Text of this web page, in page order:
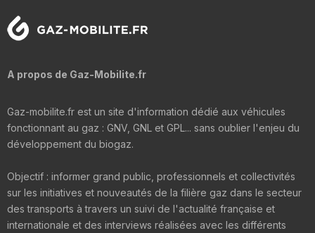
A propos de Gaz-Mobilite.fr
Gaz-mobilite.fr est un site d'information dédié aux véhicules
fonctionnant au gaz : GNV, GNL et GPL... sans oublier l'enjeu du
développement du biogaz.
Objectif : informer grand public, professionnels et collectivités
sur les initiatives et nouveautés de la filière gaz dans le secteur
des transports à travers un suivi de l'actualité française et
internationale et des interviews réalisées avec les différents